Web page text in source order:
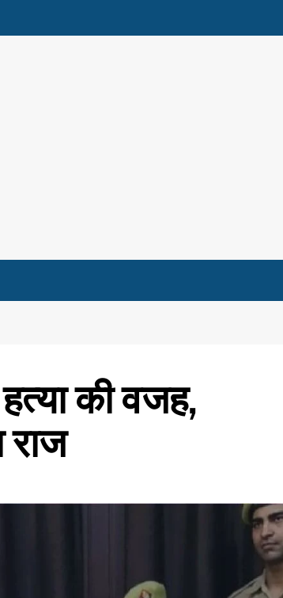
की वजह,
राज